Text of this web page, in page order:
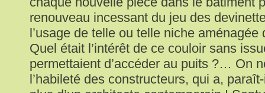
renouveau incessant du jeu des
l’usage de telle ou telle niche aménagée
Quel était l’intérêt de ce couloir sans
permettaient d’accéder au puits ?… On
l’habileté des constructeurs, qui a,